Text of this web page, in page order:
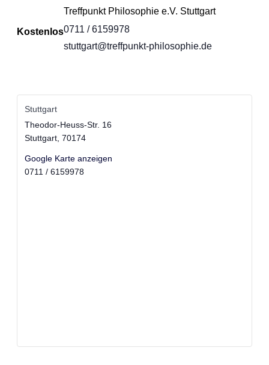
Kostenlos
Treffpunkt Philosophie e.V. Stuttgart
0711 / 6159978
stuttgart@treffpunkt-philosophie.de
Stuttgart
Theodor-Heuss-Str. 16
Stuttgart, 70174
Google Karte anzeigen
0711 / 6159978